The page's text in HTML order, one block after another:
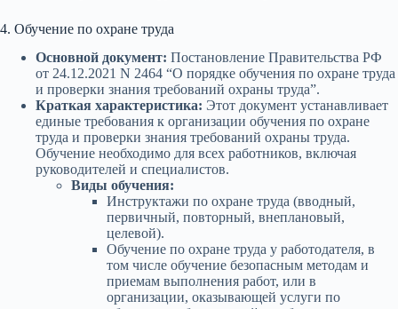
4. Обучение по охране труда
Основной документ: Постановление Правительства РФ
от 24.12.2021 N 2464 “О порядке обучения по охране труда
и проверки знания требований охраны труда”.
Краткая характеристика: Этот документ устанавливает
единые требования к организации обучения по охране
труда и проверки знания требований охраны труда.
Обучение необходимо для всех работников, включая
руководителей и специалистов.
Виды обучения:
Инструктажи по охране труда (вводный,
первичный, повторный, внеплановый,
целевой).
Обучение по охране труда у работодателя, в
том числе обучение безопасным методам и
приемам выполнения работ, или в
организации, оказывающей услуги по